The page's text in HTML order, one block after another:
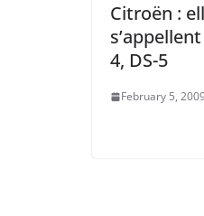
Citroën :
4, DS-5
February 5,